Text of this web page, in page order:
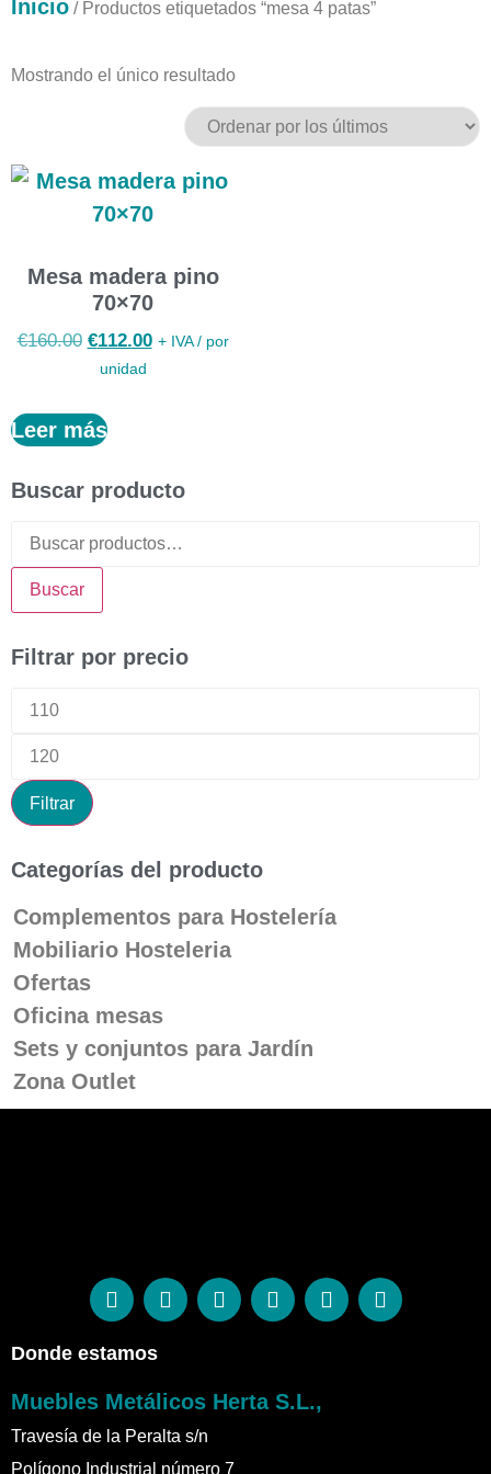
Inicio / Productos etiquetados “mesa 4 patas”
Buscar producto
Buscar
Filtrar por precio
Filtrar
Categorías del producto
Complementos para Hostelería
Mobiliario Hosteleria
Ofertas
Oficina mesas
Sets y conjuntos para Jardín
Zona Outlet
Mostrando el único resultado
Mesa madera pino
70×70
€160.00 €112.00 + IVA / por
unidad
Leer más
Donde estamos
Muebles Metálicos Herta S.L.,
Travesía de la Peralta s/n
Polígono Industrial número 7